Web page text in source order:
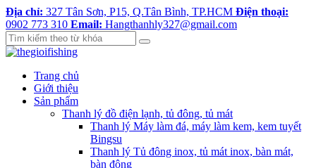
Địa chỉ: 327 Tân Sơn, P15, Q.Tân Bình, TP.HCM Điện thoại:
0902 773 310 Email: Hangthanhly327@gmail.com
Trang chủ
Giới thiệu
Sản phẩm
Thanh lý đồ điện lạnh, tủ đông, tủ mát
Thanh lý Máy làm đá, máy làm kem, kem tuyết
Bingsu
Thanh lý Tủ đông inox, tủ mát inox, bàn mát,
bàn đông